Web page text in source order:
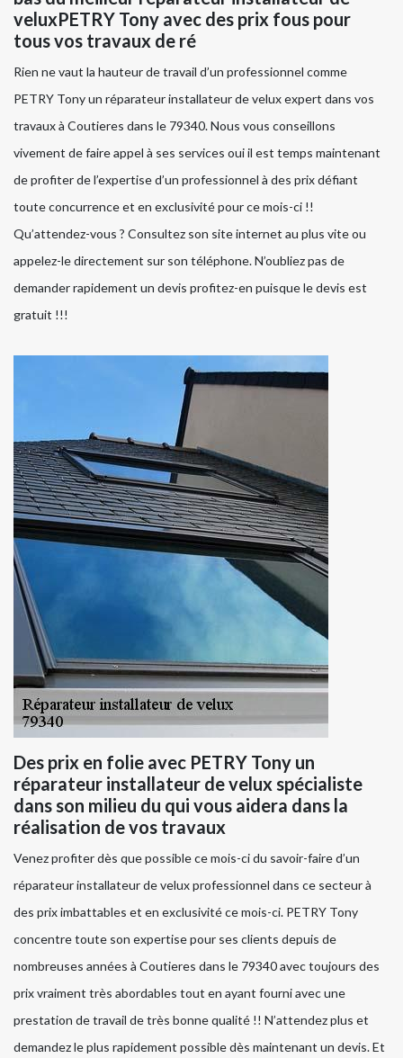
veluxPETRY Tony avec des prix fous pour
tous vos travaux de ré
Rien ne vaut la hauteur de travail d’un professionnel comme
PETRY Tony un réparateur installateur de velux expert dans vos
travaux à Coutieres dans le 79340. Nous vous conseillons
vivement de faire appel à ses services oui il est temps maintenant
de profiter de l’expertise d’un professionnel à des prix défiant
toute concurrence et en exclusivité pour ce mois-ci !!
Qu’attendez-vous ? Consultez son site internet au plus vite ou
appelez-le directement sur son téléphone. N’oubliez pas de
demander rapidement un devis profitez-en puisque le devis est
gratuit !!!
Des prix en folie avec PETRY Tony un
réparateur installateur de velux spécialiste
dans son milieu du qui vous aidera dans la
réalisation de vos travaux
Venez profiter dès que possible ce mois-ci du savoir-faire d’un
réparateur installateur de velux professionnel dans ce secteur à
des prix imbattables et en exclusivité ce mois-ci. PETRY Tony
concentre toute son expertise pour ses clients depuis de
nombreuses années à Coutieres dans le 79340 avec toujours des
prix vraiment très abordables tout en ayant fourni avec une
prestation de travail de très bonne qualité !! N’attendez plus et
demandez le plus rapidement possible dès maintenant un devis. Et